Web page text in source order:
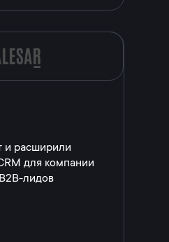
и расширили
для компании
лидов